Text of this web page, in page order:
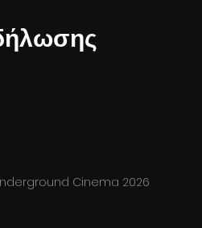
Cinema 2026